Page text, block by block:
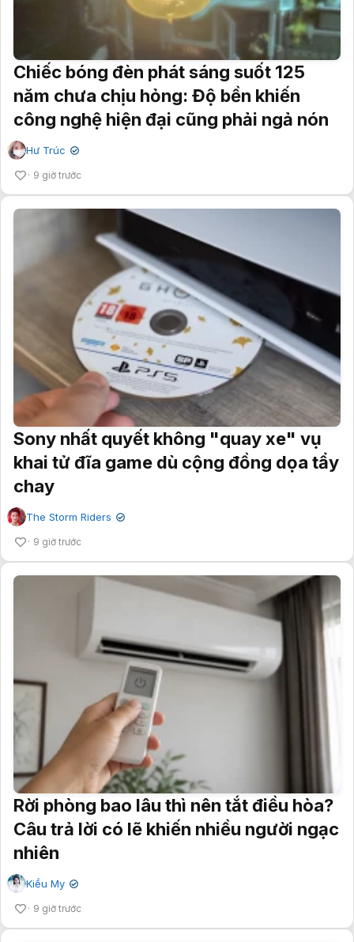
Chiếc bóng đèn phát sáng suốt 125
năm chưa chịu hỏng: Độ bền khiến
công nghệ hiện đại cũng phải ngả nón
Hư Trúc ✔
9 giờ trước
Sony nhất quyết không "quay xe" vụ
khai tử đĩa game dù cộng đồng dọa tẩy
chay
The Storm Riders ✔
9 giờ trước
Rời phòng bao lâu thì nên tắt điều hòa?
Câu trả lời có lẽ khiến nhiều người ngạc
nhiên
Kiều My ✔
9 giờ trước